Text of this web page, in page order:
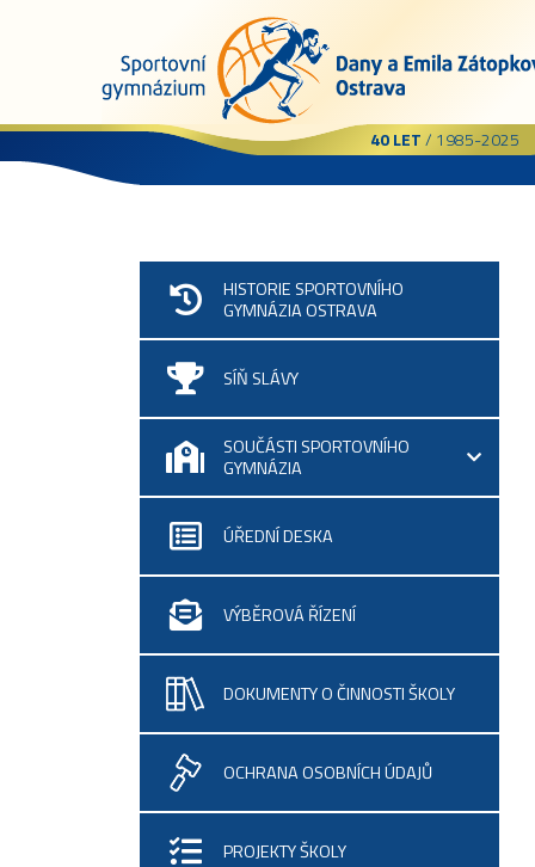
40 LET/ 1985-2025
HISTORIE SPORTOVNÍHO
GYMNÁZIA OSTRAVA
SÍŇ SLÁVY
SOUČÁSTI SPORTOVNÍHO
GYMNÁZIA
ÚŘEDNÍ DESKA
VÝBĚROVÁ ŘÍZENÍ
DOKUMENTY O ČINNOSTI ŠKOLY
OCHRANA OSOBNÍCH ÚDAJŮ
PROJEKTY ŠKOLY